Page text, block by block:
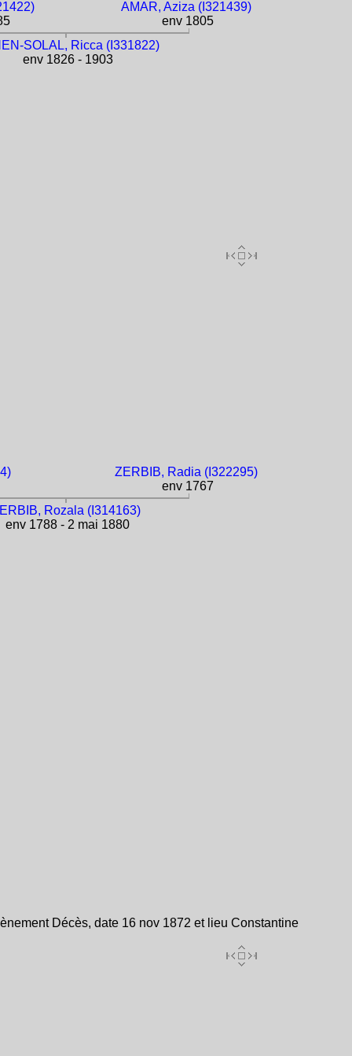
AMAR, Aziza (I321439)
env 1805
SOLAL, Ricca (I331822)
env 1826 - 1903
ZERBIB, Radia (I322295)
env 1767
Rozala (I314163)
env 1788 - 2 mai 1880
Décès, date 16 nov 1872 et lieu Constantine